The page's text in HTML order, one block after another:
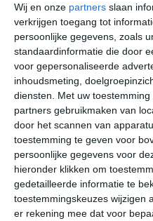
Wij en onze partners slaan
verkrijgen toegang tot
persoonlijke gegevens, zoals
standaardinformatie die door
voor gepersonaliseerde
inhoudsmeting,
diensten.
Met uw
partners gebruikmaken van
door het scannen van
toestemming te geven voor
persoonlijke gegevens voor
hieronder klikken om
gedetailleerde informatie te
toestemmingskeuzes wijzigen
er rekening mee dat voor
30°C
ma
34°
di
23°C 18°C